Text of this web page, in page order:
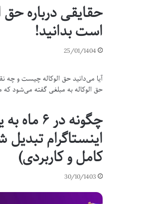
حقایقی درباره حق
است بدانید!
25/01/1404
آیا می‌دانید حق الوکاله چیست و چه
حق الوکاله به مبلغی گفته می‌شود
چگونه در
اینستاگرام تبدیل
کامل و کاربردی)
30/10/1403